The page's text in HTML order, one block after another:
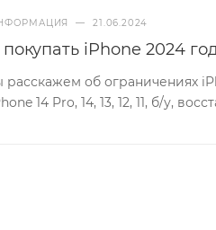
— 21.06.2024
iPhone 2024
расскажем об ограничениях
14 Pro, 14, 13, 12, 11, б/у,